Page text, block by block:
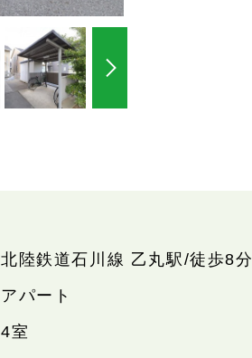
北陸鉄道石川線 乙丸駅/徒歩8分
アパート
4室